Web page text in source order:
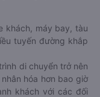
khách, máy bay, tàu
tuyến đường khắp
di chuyển trở nên
hóa hơn bao giờ
khách với các đối